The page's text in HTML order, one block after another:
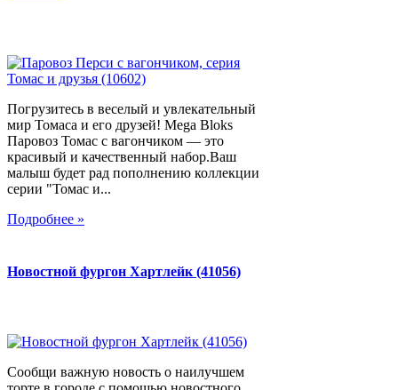
Погрузитесь в веселый и увлекательный
мир Томаса и его друзей! Mega Bloks
Паровоз Томас с вагончиком — это
красивый и качественный набор.Ваш
малыш будет рад пополнению коллекции
серии "Томас и...
Подробнее »
Новостной фургон Хартлейк (41056)
Сообщи важную новость о наилучшем